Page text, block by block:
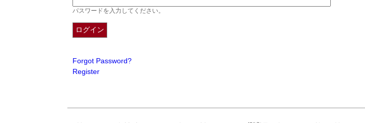
パスワードを入力してください。
Forgot Password?
Register